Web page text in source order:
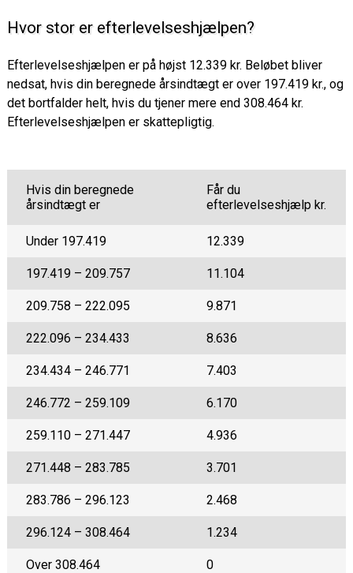
Hvor stor er efterlevelseshjælpen?
Efterlevelseshjælpen er på højst 12.339 kr. Beløbet bliver
nedsat, hvis din beregnede årsindtægt er over 197.419 kr., og
det bortfalder helt, hvis du tjener mere end 308.464 kr.
Efterlevelseshjælpen er skattepligtig.
Hvis din beregnede
årsindtægt er
Får du
efterlevelseshjælp kr.
Under 197.419 12.339
197.419 – 209.757 11.104
209.758 – 222.095 9.871
222.096 – 234.433 8.636
234.434 – 246.771 7.403
246.772 – 259.109 6.170
259.110 – 271.447 4.936
271.448 – 283.785 3.701
283.786 – 296.123 2.468
296.124 – 308.464 1.234
Over 308.464 0